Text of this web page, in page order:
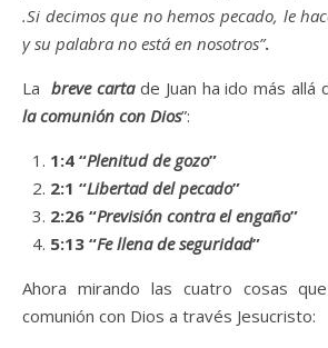
.Si decimos que no hemos pecado, le
y su palabra no está en nosotros”.
La breve cartade Juan ha ido más allá
la comunión con Dios”:
1:4 “Plenitud de gozo”
2:1 “Libertad del pecado”
2:26 “Previsión contra el engaño”
5:13 “Fe llena de seguridad”
Ahora mirando las cuatro cosas
comunión con Dios a través Jesucristo: